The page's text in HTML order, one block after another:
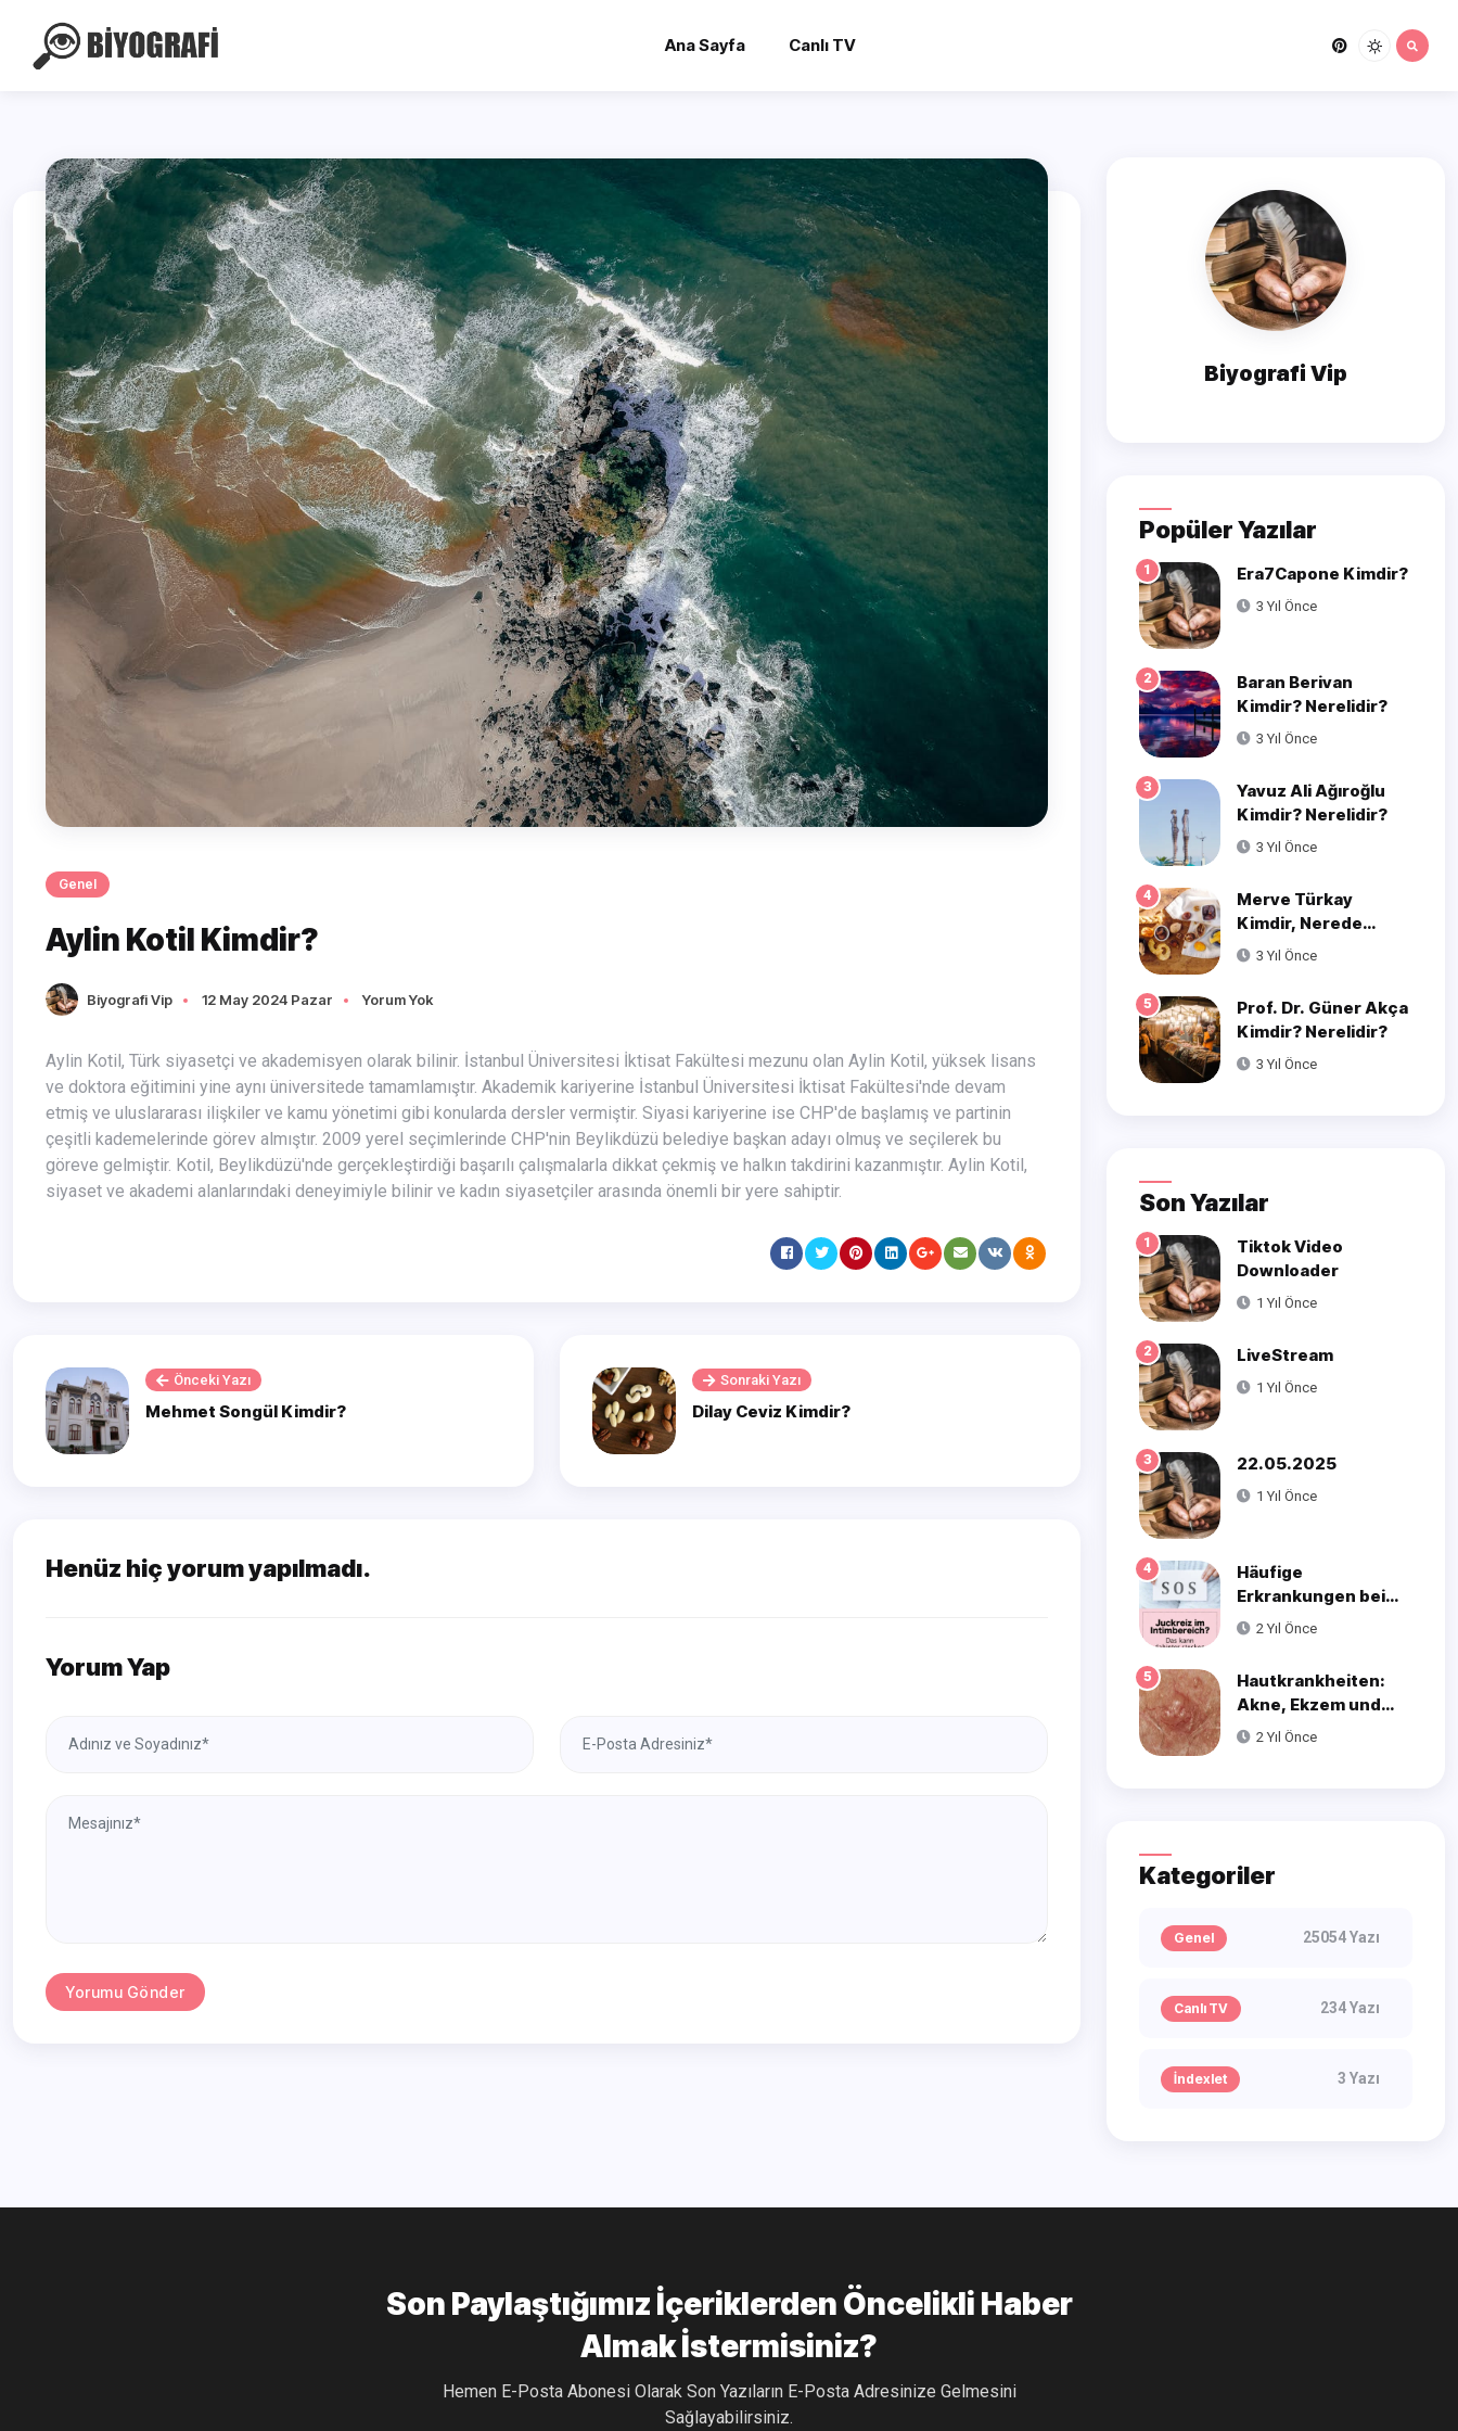
Ana Sayfa Canlı TV
Genel
Aylin Kotil Kimdir?
Biyografi Vip 12 May 2024 Pazar Yorum Yok
Aylin Kotil, Türk siyasetçi ve akademisyen olarak bilinir. İstanbul Üniversitesi İktisat Fakültesi mezunu olan Aylin Kotil, yüksek lisans
ve doktora eğitimini yine aynı üniversitede tamamlamıştır. Akademik kariyerine İstanbul Üniversitesi İktisat Fakültesi'nde devam
etmiş ve uluslararası ilişkiler ve kamu yönetimi gibi konularda dersler vermiştir. Siyasi kariyerine ise CHP'de başlamış ve partinin
çeşitli kademelerinde görev almıştır. 2009 yerel seçimlerinde CHP'nin Beylikdüzü belediye başkan adayı olmuş ve seçilerek bu
göreve gelmiştir. Kotil, Beylikdüzü'nde gerçekleştirdiği başarılı çalışmalarla dikkat çekmiş ve halkın takdirini kazanmıştır. Aylin Kotil,
siyaset ve akademi alanlarındaki deneyimiyle bilinir ve kadın siyasetçiler arasında önemli bir yere sahiptir.
Önceki Yazı
Mehmet Songül Kimdir?
Sonraki Yazı
Dilay Ceviz Kimdir?
Henüz hiç yorum yapılmadı.
Yorum Yap
Yorumu Gönder
Biyografi Vip
Popüler Yazılar
1 Era7Capone Kimdir?
3 Yıl Önce
2
Baran Berivan
Kimdir? Nerelidir?
3 Yıl Önce
3
Yavuz Ali Ağıroğlu
Kimdir? Nerelidir?
3 Yıl Önce
4
Merve Türkay
Kimdir, Nerede
Doğmuştur?
3 Yıl Önce
5
Prof. Dr. Güner Akça
Kimdir? Nerelidir?
3 Yıl Önce
Son Yazılar
1
Tiktok Video
Downloader
1 Yıl Önce
2 LiveStream
1 Yıl Önce
3 22.05.2025
1 Yıl Önce
4
Häufige
Erkrankungen bei
Frauen
2 Yıl Önce
5
Hautkrankheiten:
Akne, Ekzem und
Psoriasis
2 Yıl Önce
Kategoriler
Genel 25054 Yazı
Canlı TV 234 Yazı
İndexlet 3 Yazı
Son Paylaştığımız İçeriklerden Öncelikli Haber
Almak İstermisiniz?
Hemen E-Posta Abonesi Olarak Son Yazıların E-Posta Adresinize Gelmesini
Sağlayabilirsiniz.